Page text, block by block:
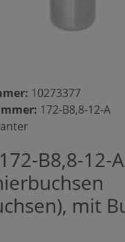
10273377
172-B8,8-12-A
B8,8-12-A
mit